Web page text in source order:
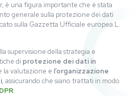
è una figura importante che è stata
generale sulla protezione dei dati
sulla Gazzetta Ufficiale europea L.
supervisione della strategia e
di protezione dei dati in
la valutazione e l’organizzazione
, assicurando che siano trattati in modo
.